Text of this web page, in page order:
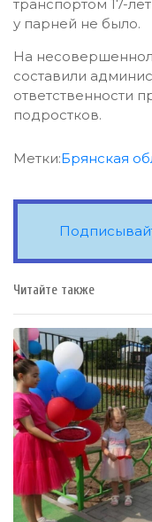
транспортом 17-
у парней не было.
На
составили
ответственности
подростков.
Метки:Брянская
Читайте также